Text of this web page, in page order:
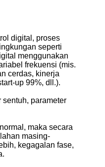
digital, proses
seperti
menggunakan
frekuensi (mis.
cerdas, kinerja
up 99%, dll.).
parameter
maka secara
masing-
kegagalan fase,